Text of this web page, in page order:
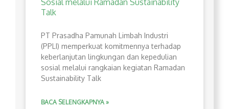
Sosial melalui Ramadan Sustainability
Talk
PT Prasadha Pamunah Limbah Industri
(PPLI) memperkuat komitmennya terhadap
keberlanjutan lingkungan dan kepedulian
sosial melalui rangkaian kegiatan Ramadan
Sustainability Talk
BACA SELENGKAPNYA »